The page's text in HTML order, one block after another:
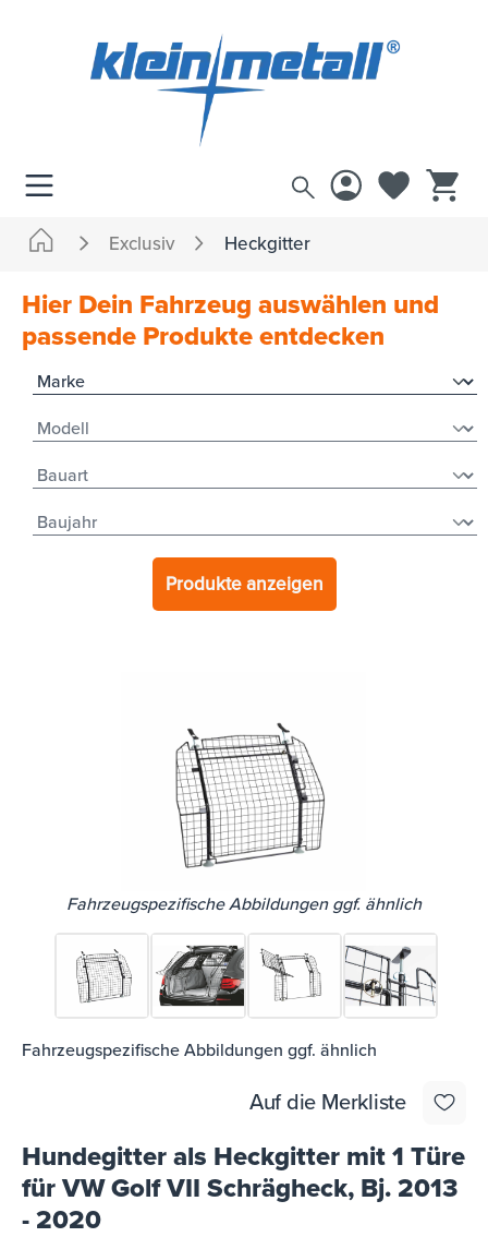
Exclusiv Heckgitter
Hier Dein Fahrzeug auswählen und
passende Produkte entdecken
Produkte anzeigen
Fahrzeugspezifische Abbildungen ggf. ähnlich
Fahrzeugspezifische Abbildungen ggf. ähnlich
Auf die Merkliste
Hundegitter als Heckgitter mit 1 Türe
für VW Golf VII Schrägheck, Bj. 2013
- 2020